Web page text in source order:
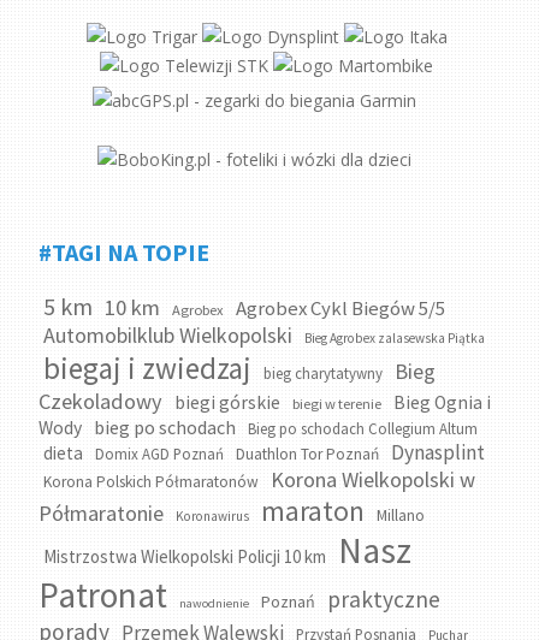
#TAGI NA TOPIE
5 km 10 km Agrobex Agrobex Cykl Biegów 5/5
Automobilklub Wielkopolski Bieg Agrobex zalasewska Piątka
biegaj i zwiedzaj bieg charytatywny
Bieg
Czekoladowy
biegi górskie biegi w terenie
Bieg Ognia i
Wody bieg po schodach Bieg po schodach Collegium Altum
dieta Domix AGD Poznań Duathlon Tor Poznań Dynasplint
Korona Polskich Półmaratonów
Korona Wielkopolski w
Półmaratonie
Koronawirus maraton Millano
Mistrzostwa Wielkopolski Policji 10 km
Nasz
Patronat
nawodnienie Poznań
praktyczne
porady Przemek Walewski Przystań Posnania
Puchar